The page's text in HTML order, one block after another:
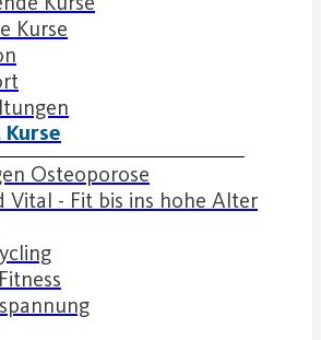
Kurse
Kurse
Osteoporose
Vital - Fit bis ins hohe Alter